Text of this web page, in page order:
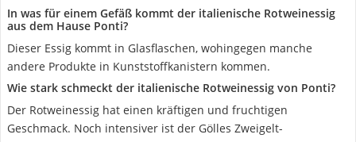
In was für einem Gefäß kommt der italienische Rotweinessig
aus dem Hause Ponti?
Dieser Essig kommt in Glasflaschen, wohingegen manche
andere Produkte in Kunststoffkanistern kommen.
Wie stark schmeckt der italienische Rotweinessig von Ponti?
Der Rotweinessig hat einen kräftigen und fruchtigen
Geschmack. Noch intensiver ist der Gölles Zweigelt-